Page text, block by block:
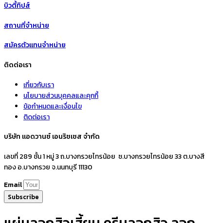
บิวตี้ทิปส์
สถานที่จำหน่าย
สมัครตัวแทนจำหน่าย
ติดต่อเรา
เกี่ยวกับเรา
นโยบายส่วนบุคคลและคุกกี้
ข้อกำหนดและเงื่อนไข
ติดต่อเรา
บริษัท แอดวานซ์ เอนริชเชส จำกัด
เลขที่ 289 ชั้น 1 หมู่ 3 ถ.บางกรวยไทรน้อย ซ.บางกรวยไทรน้อย 33 ต.บางสี
ทอง อ.บางกรวย จ.นนทบุรี 11130
Email
Subscribe